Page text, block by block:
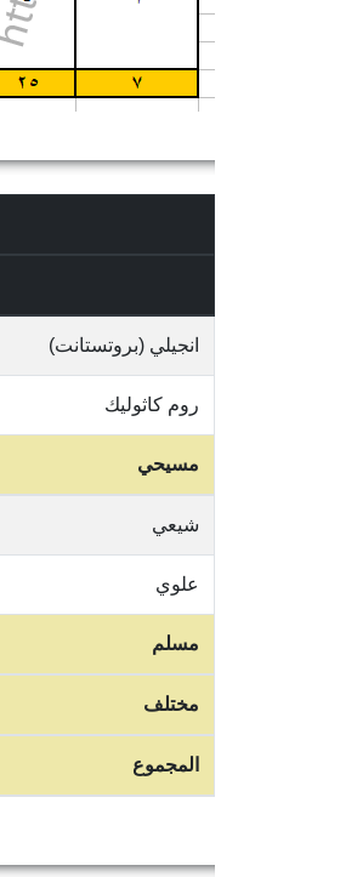
انجيلي (بروتستانت)
روم كاثوليك
مسيحي
شيعي
علوي
مسلم
مختلف
المجموع